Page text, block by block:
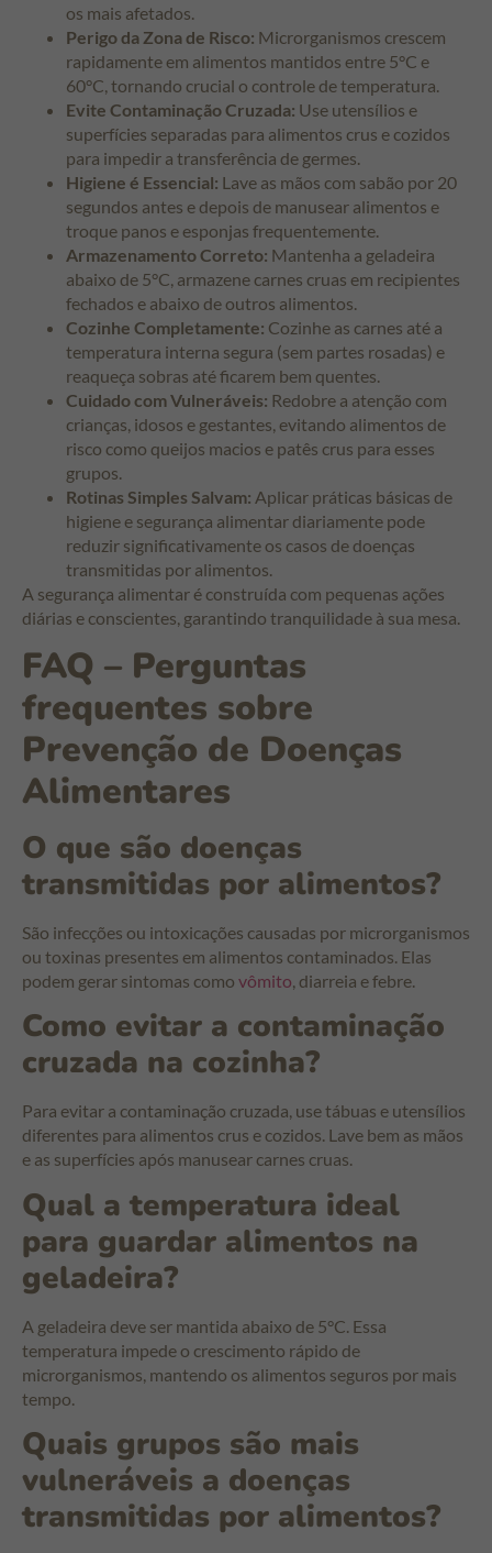
os mais afetados.
Perigo da Zona de Risco: Microrganismos crescem
rapidamente em alimentos mantidos entre 5°C e
60°C, tornando crucial o controle de temperatura.
Evite Contaminação Cruzada: Use utensílios e
superfícies separadas para alimentos crus e cozidos
para impedir a transferência de germes.
Higiene é Essencial: Lave as mãos com sabão por 20
segundos antes e depois de manusear alimentos e
troque panos e esponjas frequentemente.
Armazenamento Correto: Mantenha a geladeira
abaixo de 5°C, armazene carnes cruas em recipientes
fechados e abaixo de outros alimentos.
Cozinhe Completamente: Cozinhe as carnes até a
temperatura interna segura (sem partes rosadas) e
reaqueça sobras até ficarem bem quentes.
Cuidado com Vulneráveis: Redobre a atenção com
crianças, idosos e gestantes, evitando alimentos de
risco como queijos macios e patês crus para esses
grupos.
Rotinas Simples Salvam: Aplicar práticas básicas de
higiene e segurança alimentar diariamente pode
reduzir significativamente os casos de doenças
transmitidas por alimentos.
A segurança alimentar é construída com pequenas ações
diárias e conscientes, garantindo tranquilidade à sua mesa.
FAQ – Perguntas
frequentes sobre
Prevenção de Doenças
Alimentares
O que são doenças
transmitidas por alimentos?
São infecções ou intoxicações causadas por microrganismos
ou toxinas presentes em alimentos contaminados. Elas
podem gerar sintomas como vômito, diarreia e febre.
Como evitar a contaminação
cruzada na cozinha?
Para evitar a contaminação cruzada, use tábuas e utensílios
diferentes para alimentos crus e cozidos. Lave bem as mãos
e as superfícies após manusear carnes cruas.
Qual a temperatura ideal
para guardar alimentos na
geladeira?
A geladeira deve ser mantida abaixo de 5°C. Essa
temperatura impede o crescimento rápido de
microrganismos, mantendo os alimentos seguros por mais
tempo.
Quais grupos são mais
vulneráveis a doenças
transmitidas por alimentos?